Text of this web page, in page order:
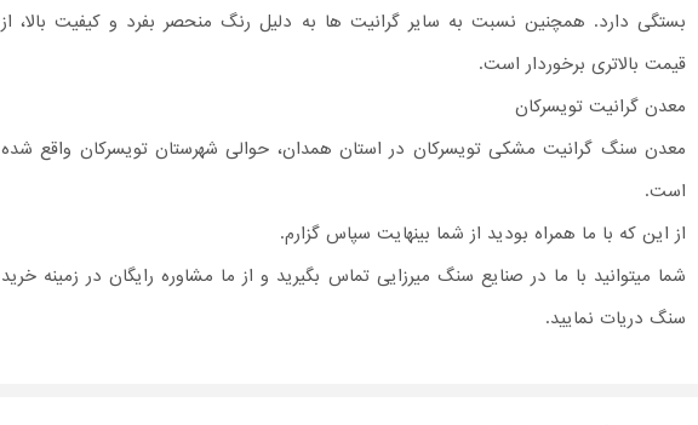
بستگی دارد. همچنین نسبت به سایر گرانیت ها به دلیل رنگ منحصر بفرد و کیفیت بالا، از
قیمت بالاتری برخوردار است.
معدن گرانیت تویسرکان
معدن سنگ گرانیت مشکی تویسرکان در استان همدان، حوالی شهرستان تویسرکان واقع شده
است.
از این که با ما همراه بودید از شما بینهایت سپاس گزارم.
شما میتوانید با ما در صنایع سنگ میرزایی تماس بگیرید و از ما مشاوره رایگان در زمینه خرید
سنگ دریات نمایید.